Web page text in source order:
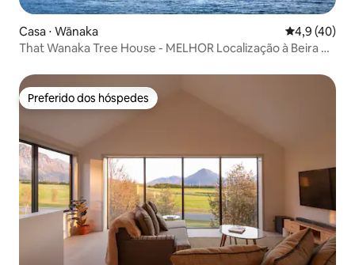
Casa ⋅ Wānaka 4,9 de uma
4,9 (40)
That Wanaka Tree House - MELHOR Localização à Beira do
Preferido dos hóspedes
Preferido dos hóspedes